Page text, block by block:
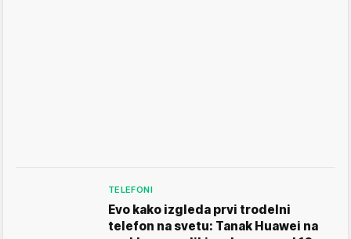
TELEFONI
Evo kako izgleda prvi trodelni
telefon na svetu: Tanak Huawei na